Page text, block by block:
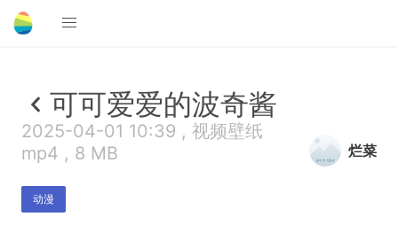
可可爱爱的波奇酱
2025-04-01 10:39 , 视频壁纸
mp4 , 8 MB
动漫
烂菜